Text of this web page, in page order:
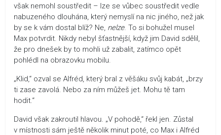
však nemohl soustředit – lze se vůbec soustředit vedle
nabuzeného dlouhána, který nemyslí na nic jiného, než jak
by se k vám dostal blíž? Ne, nelze. To si bohužel musel
Max potvrdit. Nikdy nebyl šťastnější, když jim David sdělil,
že pro dnešek by to mohli už zabalit, zatímco opět
pohlédl na obrazovku mobilu.
„Klid,“ ozval se Alfréd, který bral z věšáku svůj kabát, „brzy
ti zase zavolá. Nebo za ním můžeš jet. Mohu tě tam
hodit.“
David však zakroutil hlavou. „V pohodě,“ řekl jen. Zůstal
v místnosti sám ještě několik minut poté, co Max i Alfréd